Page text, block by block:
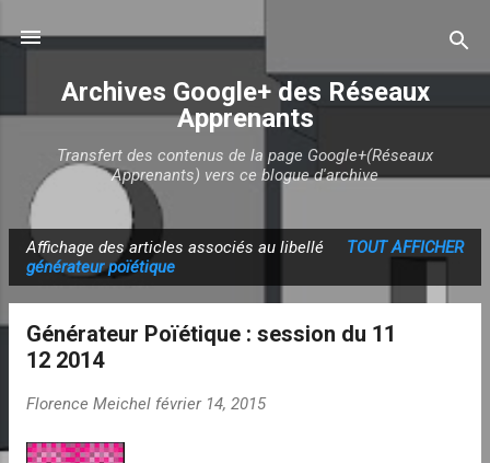
Archives Google+ des Réseaux
Apprenants
Transfert des contenus de la page Google+(Réseaux
Apprenants) vers ce blogue d'archive
r
Affichage des articles associés au libellé
générateur poïétique
TOUT AFFICHER
Générateur Poïétique : session du 11
12 2014
Florence Meichel février 14, 2015